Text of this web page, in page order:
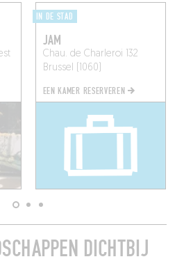
IN DE STAD
JAM
Chau. de Charleroi 132
Brussel (1060)
EEN KAMER RESERVEREN
DICHTBIJ